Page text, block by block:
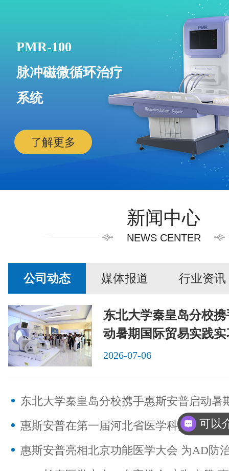
PMR-100
脉冲磁微循环治疗
系统
了解更多
新闻中心
NEWS CENTER
公司动态 媒体报道 行业资讯
东北大学秦皇岛分校
动暑期国际贸易实践实
2026-07-06